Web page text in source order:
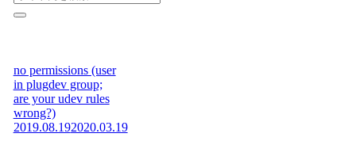
no permissions (user
in plugdev group;
are your udev rules
wrong?)
2019.08.192020.03.19